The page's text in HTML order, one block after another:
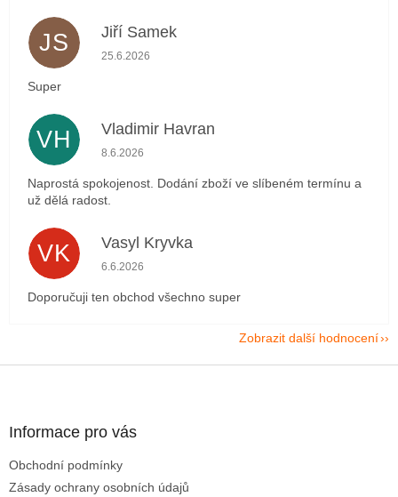
JS Jiří Samek
Hodnocení obchodu je 5 z 5 hvězdiček.
25.6.2026
Super
VH Vladimir Havran
Hodnocení obchodu je 5 z 5 hvězdiček.
8.6.2026
Naprostá spokojenost. Dodání zboží ve slíbeném termínu a
už dělá radost.
VK Vasyl Kryvka
Hodnocení obchodu je 5 z 5 hvězdiček.
6.6.2026
Doporučuji ten obchod všechno super
Zobrazit další hodnocení
Informace pro vás
Obchodní podmínky
Zásady ochrany osobních údajů